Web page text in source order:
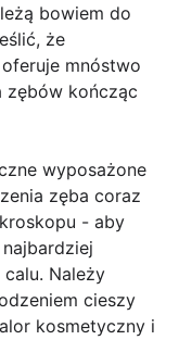
bowiem do
że
mnóstwo
zębów kończąc
wyposażone
zęba coraz
- aby
Należy
cieszy
kosmetyczny i